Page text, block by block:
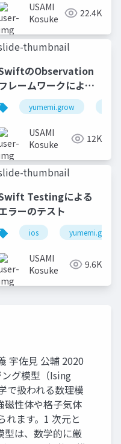
USAMI
Kosuke
22.4K
のObservation
フレームワークによる
の監視yumemi.grow
USAMI
Kosuke
12K
Testingによる
ラーのテスト
ios yumemi.grow
USAMI
Kosuke
9.6K
宇佐見 公輔 2020
グ模型（Ising
で扱われる数理模
磁性体や格子気体
れます。1 次元と
型は、数学的に厳